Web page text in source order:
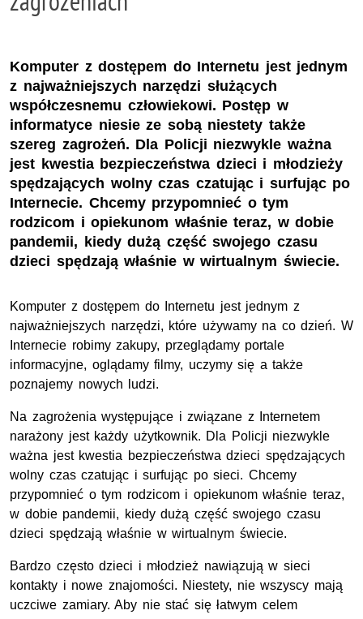
Komputer z dostępem do Internetu jest jednym
z najważniejszych narzędzi służących
współczesnemu człowiekowi. Postęp w
informatyce niesie ze sobą niestety także
szereg zagrożeń. Dla Policji niezwykle ważna
jest kwestia bezpieczeństwa dzieci i młodzieży
spędzających wolny czas czatując i surfując po
Internecie. Chcemy przypomnieć o tym
rodzicom i opiekunom właśnie teraz, w dobie
pandemii, kiedy dużą część swojego czasu
dzieci spędzają właśnie w wirtualnym świecie.
Komputer z dostępem do Internetu jest jednym z
najważniejszych narzędzi, które używamy na co dzień. W
Internecie robimy zakupy, przeglądamy portale
informacyjne, oglądamy filmy, uczymy się a także
poznajemy nowych ludzi.
Na zagrożenia występujące i związane z Internetem
narażony jest każdy użytkownik. Dla Policji niezwykle
ważna jest kwestia bezpieczeństwa dzieci spędzających
wolny czas czatując i surfując po sieci. Chcemy
przypomnieć o tym rodzicom i opiekunom właśnie teraz,
w dobie pandemii, kiedy dużą część swojego czasu
dzieci spędzają właśnie w wirtualnym świecie.
Bardzo często dzieci i młodzież nawiązują w sieci
kontakty i nowe znajomości. Niestety, nie wszyscy mają
uczciwe zamiary. Aby nie stać się łatwym celem